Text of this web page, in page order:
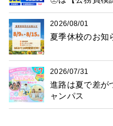
2026/08/01
夏季休校のお知
2026/07/31
進路は夏で差が
ャンパス